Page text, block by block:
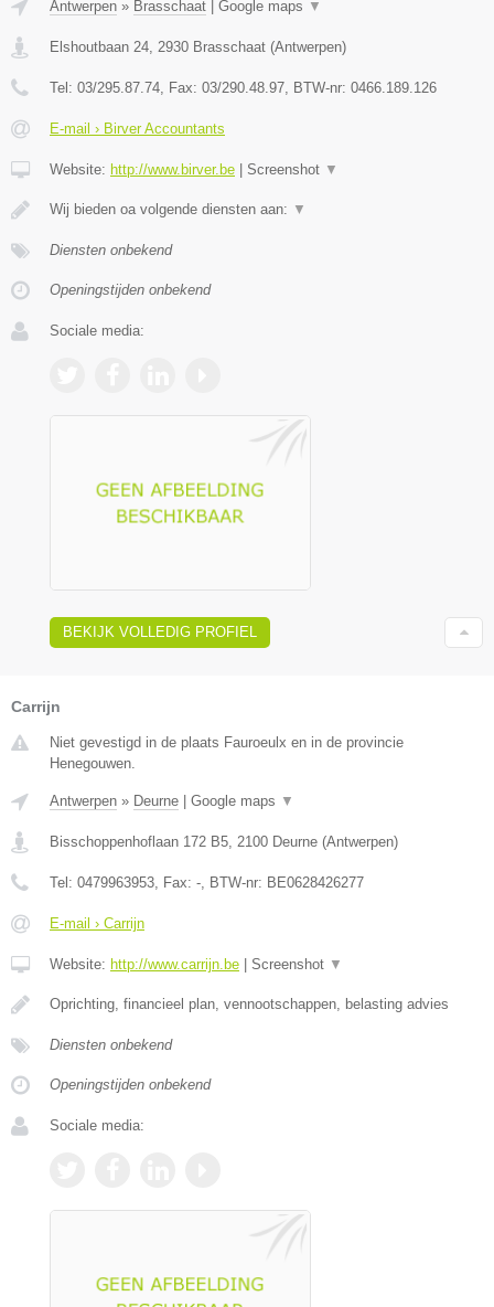
Antwerpen » Brasschaat Google maps ▼
Elshoutbaan 24 2930 Brasschaat (Antwerpen)
Tel: 03/295.87.74 , Fax: 03/290.48.97 , BTW-nr: 0466.189.126
E-mail › Birver Accountants
Website: http://www.birver.be Screenshot ▼
Wij bieden oa volgende diensten aan: ▼
Diensten onbekend
Openingstijden onbekend
Sociale media:
BEKIJK VOLLEDIG PROFIEL
Carrijn
Niet gevestigd in de plaats Fauroeulx en in de provincie
Henegouwen.
Antwerpen » Deurne | Google maps ▼
Bisschoppenhoflaan 172 B5 2100 Deurne (Antwerpen)
Tel: 0479963953 , Fax: - , BTW-nr: BE0628426277
E-mail › Carrijn
Website: http://www.carrijn.be | Screenshot ▼
Oprichting, financieel plan, vennootschappen, belasting advies
Diensten onbekend
Openingstijden onbekend
Sociale media: